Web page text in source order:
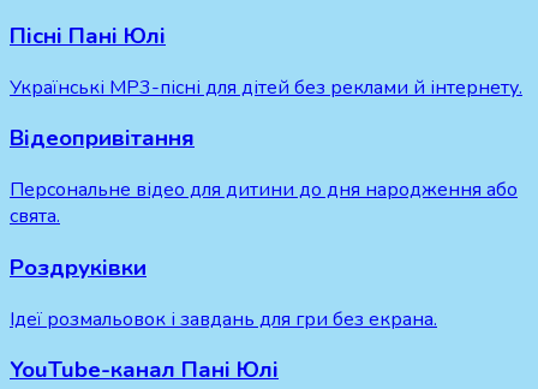
Пісні Пані Юлі
Українські MP3-пісні для дітей без реклами й інтернету.
Відеопривітання
Персональне відео для дитини до дня народження або
свята.
Роздруківки
Ідеї розмальовок і завдань для гри без екрана.
YouTube-канал Пані Юлі